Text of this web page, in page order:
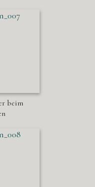
beim